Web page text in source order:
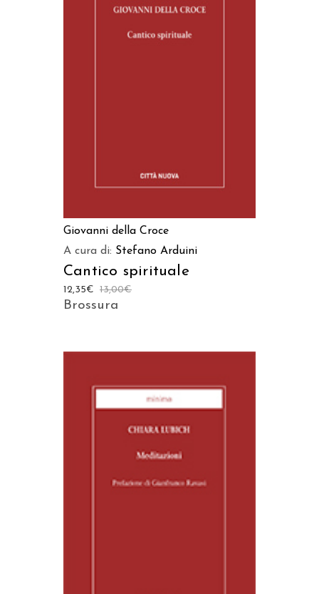
Giovanni della Croce
A cura di: Stefano Arduini
Cantico spirituale
13,00€
12,35€
Brossura